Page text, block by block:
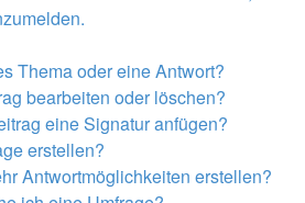
Thema oder eine Antwort?
bearbeiten oder löschen?
eine Signatur anfügen?
erstellen?
Antwortmöglichkeiten erstellen?